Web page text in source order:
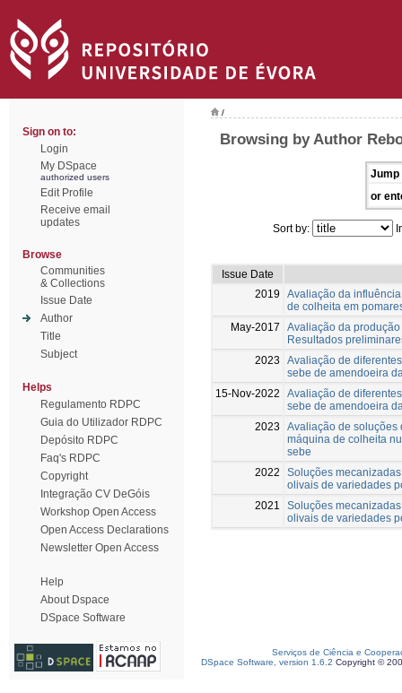
Sign on to:
Login
My DSpace
authorized users
Edit Profile
Receive email
updates
Browse
Communities
& Collections
Issue Date
Author
Title
Subject
Helps
Regulamento RDPC
Guia do Utilizador RDPC
Depósito RDPC
Faq's RDPC
Copyright
Integração CV DeGóis
Workshop Open Access
Open Access Declarations
Newsletter Open Access
Help
About Dspace
DSpace Software
/
Browsing by Author
Jump
or
Sort by:
Issue Date
2019
Avaliação da
de colheita em
May-2017
Avaliação da
Resultados
2023
Avaliação de
sebe de amendoeira
15-Nov-2022
Avaliação de
sebe de amendoeira
2023
Avaliação de soluções
máquina de colheita
sebe
2022
Soluções
olivais de variedades
2021
Soluções
olivais de variedades
Serviços de Ciência e
DSpace Software, version 1.6.2 Copyright ©